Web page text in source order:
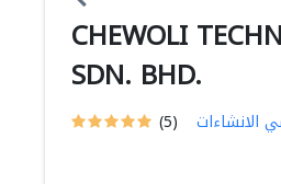
CHEWOLI
SDN. BHD.
(5) الانشاءات